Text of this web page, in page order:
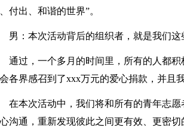
付出、和谐的世界”。
男：本次活动背后的组织者，就是我们这
通过，一个多月的时间里，所有的人都
各界感召到了xxx万元的爱心捐款，并且
在本次活动中，我们将和所有的青年志
沟通，重新发现彼此之间更有效、更密